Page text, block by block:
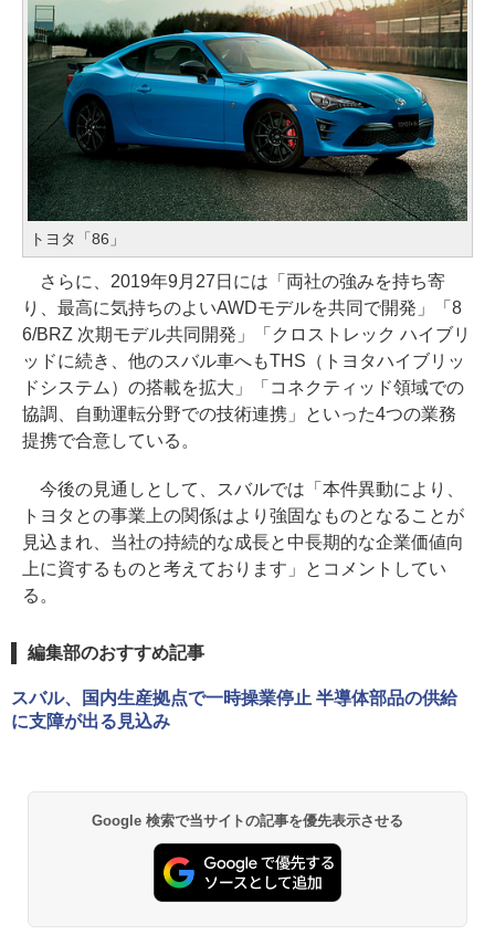
トヨタ「86」
さらに、2019年9月27日には「両社の強みを持ち寄
り、最高に気持ちのよいAWDモデルを共同で開発」「8
6/BRZ 次期モデル共同開発」「クロストレック ハイブリ
ッドに続き、他のスバル車へもTHS（トヨタハイブリッ
ドシステム）の搭載を拡大」「コネクティッド領域での
協調、自動運転分野での技術連携」といった4つの業務
提携で合意している。
今後の見通しとして、スバルでは「本件異動により、
トヨタとの事業上の関係はより強固なものとなることが
見込まれ、当社の持続的な成長と中長期的な企業価値向
上に資するものと考えております」とコメントしてい
る。
編集部のおすすめ記事
スバル、国内生産拠点で一時操業停止 半導体部品の供給
に支障が出る見込み
Google 検索で当サイトの記事を優先表示させる